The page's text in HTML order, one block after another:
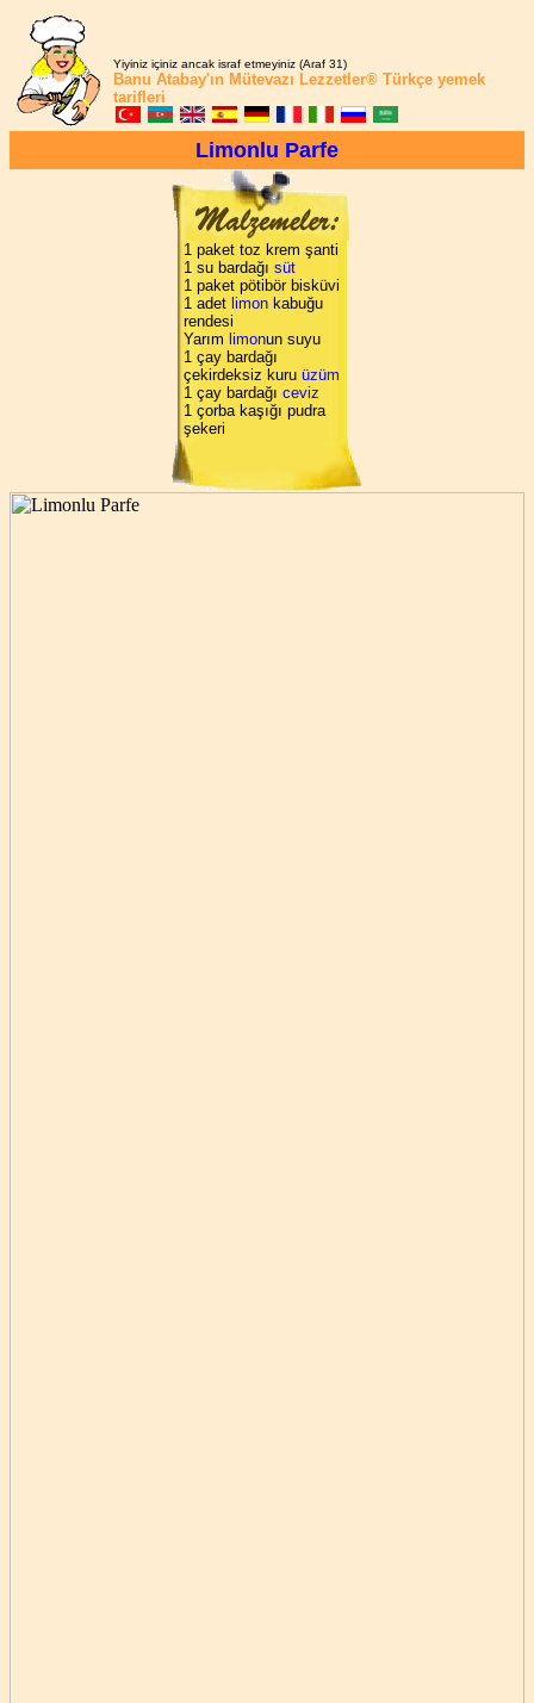
Yiyiniz içiniz ancak israf etmeyiniz (Araf 31)
Banu Atabay'ın Mütevazı Lezzetler® Türkçe yemek
tarifleri
Limonlu Parfe
1 paket toz krem şanti
1 su bardağı süt
1 paket pötibör bisküvi
1 adet limon kabuğu
rendesi
Yarım limonun suyu
1 çay bardağı
çekirdeksiz kuru üzüm
1 çay bardağı ceviz
1 çorba kaşığı pudra
şekeri